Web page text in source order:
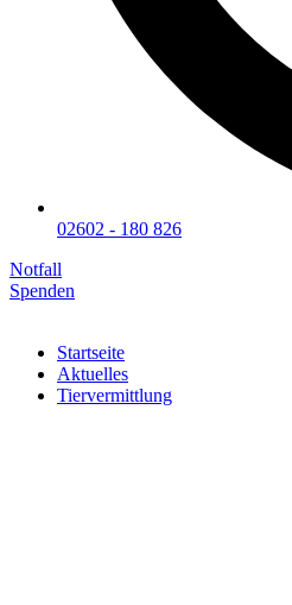
02602 - 180 826
Notfall
Spenden
Startseite
Aktuelles
Tiervermittlung